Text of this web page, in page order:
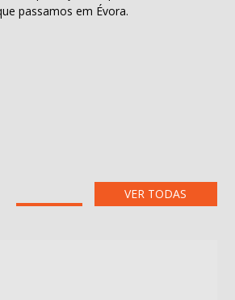
passamos em Évora.
VER TODAS